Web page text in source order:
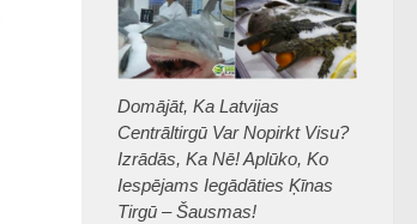
Domājāt, Ka Latvijas
Centrāltirgū Var Nopirkt Visu?
Izrādās, Ka Nē! Aplūko, Ko
Iespējams Iegādāties Ķīnas
Tirgū – Šausmas!